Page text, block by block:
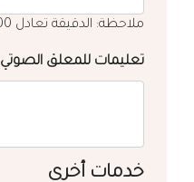
ملاحظة: الدقيقة تعادل 100 كلمة باللغة العربية
تعليمات للمعلق الصوتي
خدمات أخرى